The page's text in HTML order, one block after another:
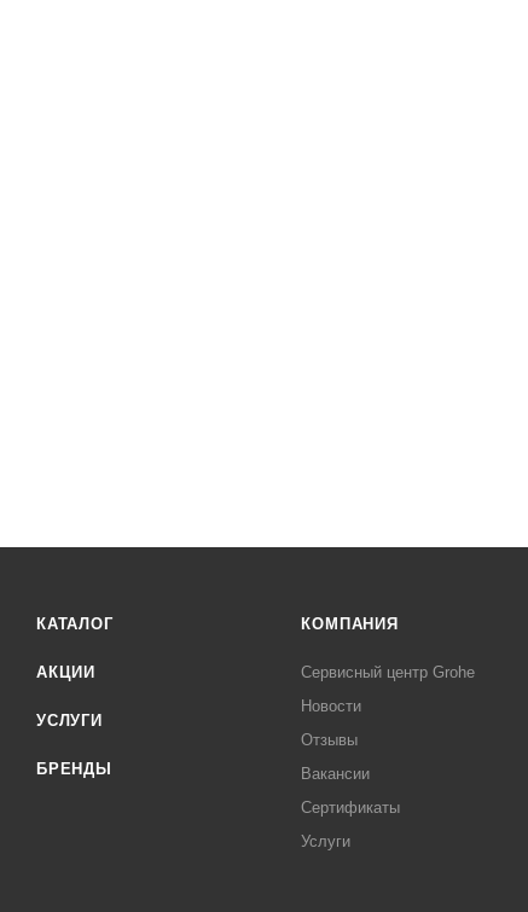
КАТАЛОГ
АКЦИИ
УСЛУГИ
БРЕНДЫ
КОМПАНИЯ
Сервисный центр Grohe
Новости
Отзывы
Вакансии
Сертификаты
Услуги